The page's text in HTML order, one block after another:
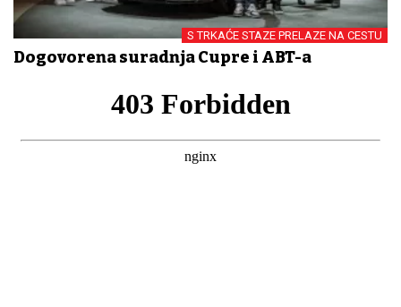
S TRKAĆE STAZE PRELAZE NA CESTU
Dogovorena suradnja Cupre i ABT-a